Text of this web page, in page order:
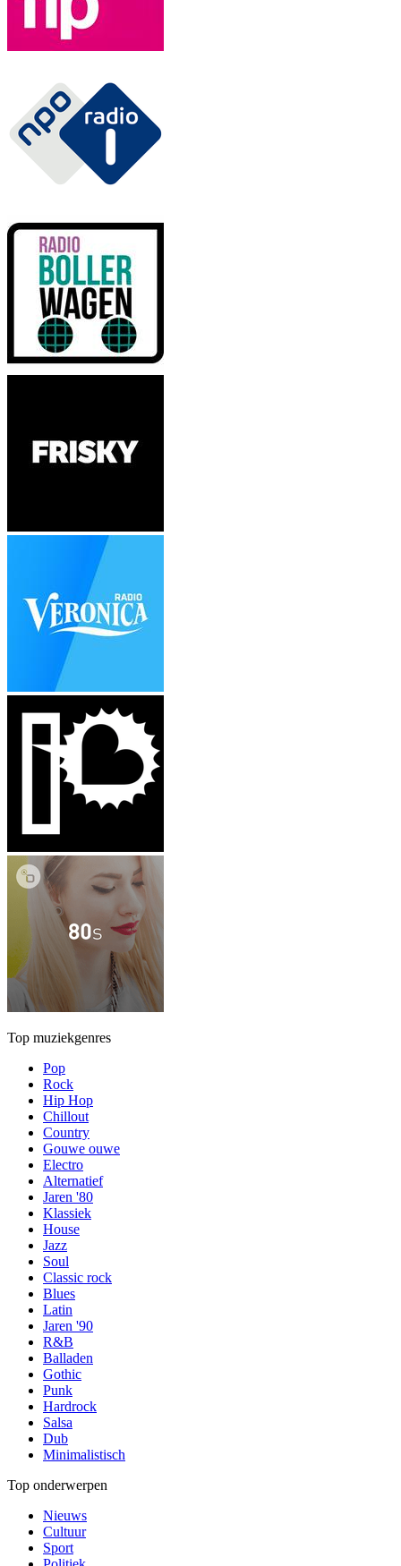
Top muziekgenres
Pop
Rock
Hip Hop
Chillout
Country
Gouwe ouwe
Electro
Alternatief
Jaren '80
Klassiek
House
Jazz
Soul
Classic rock
Blues
Latin
Jaren '90
R&B
Balladen
Gothic
Punk
Hardrock
Salsa
Dub
Minimalistisch
Top onderwerpen
Nieuws
Cultuur
Sport